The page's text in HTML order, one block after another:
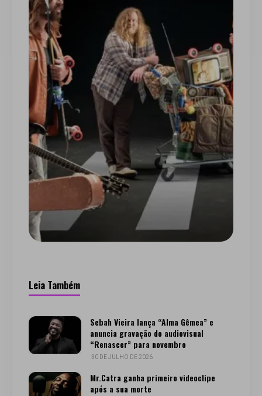
Leia Também
Sebah Vieira lança “Alma Gêmea” e
anuncia gravação do audiovisual
“Renascer” para novembro
30 DE JULHO DE 2026
Mr.Catra ganha primeiro videoclipe
após a sua morte